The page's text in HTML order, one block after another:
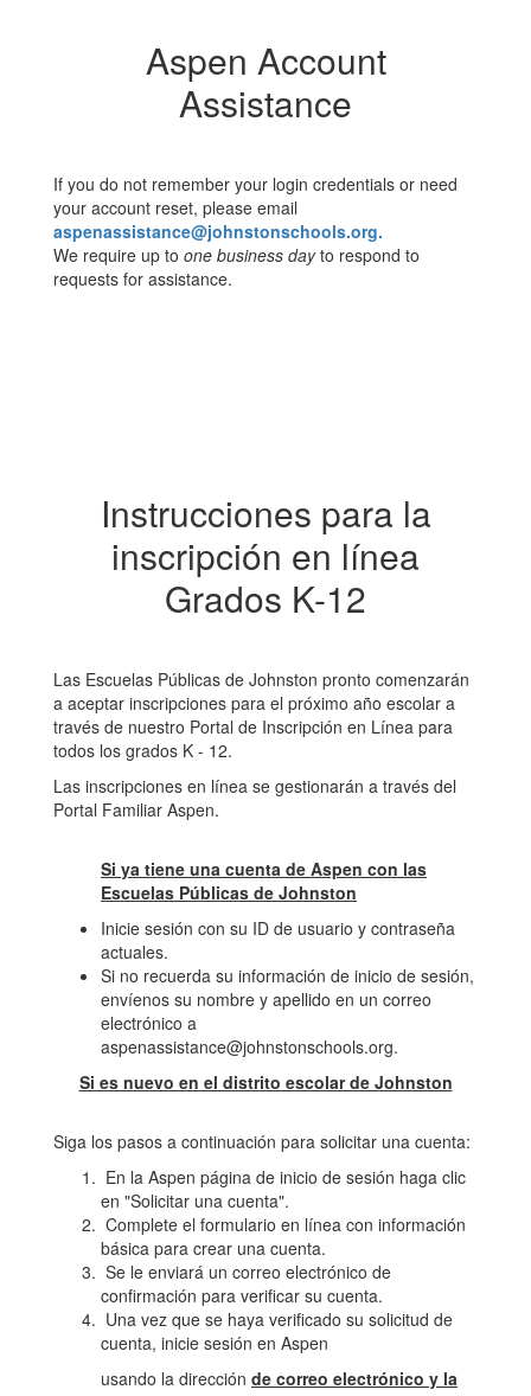
Aspen Account
Assistance
If you do not remember your login credentials or need
your account reset, please email
aspenassistance@johnstonschools.org.
We require up to one business dayto respond to
requests for assistance.
Instrucciones para la
inscripción en línea
Grados K-12
Las Escuelas Públicas de Johnston pronto comenzarán
a aceptar inscripciones para el próximo año escolar a
través de nuestro Portal de Inscripción en Línea para
todos los grados K - 12.
Las inscripciones en línea se gestionarán a través del
Portal Familiar Aspen.
Si ya tiene una cuenta de Aspen con las
Escuelas Públicas de Johnston
Inicie sesión con su ID de usuario y contraseña
actuales.
Si no recuerda su información de inicio de sesión,
envíenos su nombre y apellido en un correo
electrónico a
aspenassistance@johnstonschools.org.
Si es nuevo en el distrito escolar de Johnston
Siga los pasos a continuación para solicitar una cuenta:
En la Aspen página de inicio de sesión haga clic
en "Solicitar una cuenta".
Complete el formulario en línea con información
básica para crear una cuenta.
Se le enviará un correo electrónico de
confirmación para verificar su cuenta.
Una vez que se haya verificado su solicitud de
cuenta, inicie sesión en Aspen
usando la dirección de correo electrónico y la